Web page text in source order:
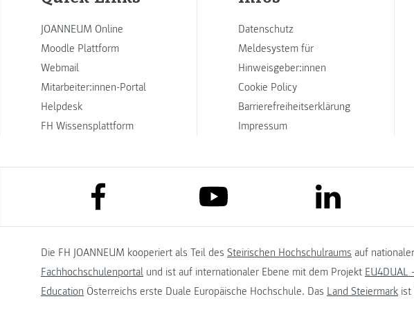
JOANNEUM Online
Moodle Plattform
Webmail
Mitarbeiter:innen-Portal
Helpdesk
FH Wissensplattform
Datenschutz
Meldesystem für
Hinweisgeber:innen
Cookie Policy
Barrierefreiheitserklärung
Impressum
link to facebook link to youtube link to linkedin
Die FH JOANNEUM kooperiert als Teil des Steirischen Hochschulraums auf
Fachhochschulenportal und ist auf internationaler Ebene mit dem Projekt EU4DUAL
Education Österreichs erste Duale Europäische Hochschule. Das Land Steiermark ist